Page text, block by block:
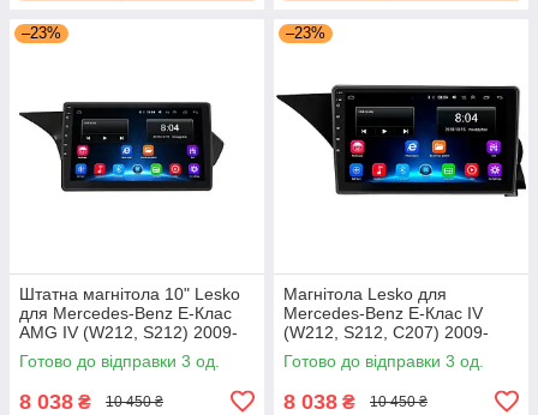
–23%
Штатна магнітола 10" Lesko
для Mercedes-Benz E-Клас
AMG IV (W212, S212) 2009-
2013 2/32Gb Wi-Fi GPS Base
Готово до відправки 3 од.
8 038 ₴ 10 450 ₴
–23%
Магнітола Lesko для
Mercedes-Benz E-Клас IV
(W212, S212, C207) 2009-
2013 екран 9" 2/32Gb Wi-Fi
GPS Base
Готово до відправки 3 од.
8 038 ₴ 10 450 ₴